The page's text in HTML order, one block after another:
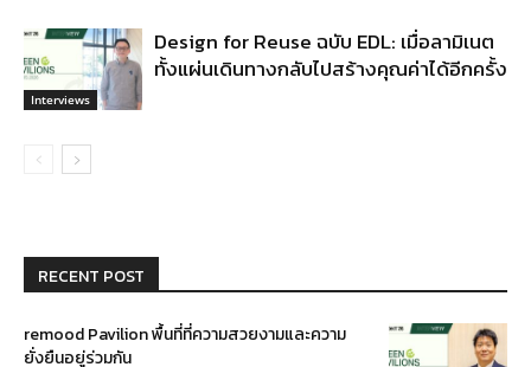
Interviews
Design for Reuse ฉบับ EDL: เมื่อลามิเนต
ทั้งแผ่นเดินทางกลับไปสร้างคุณค่าได้อีกครั้ง
RECENT POST
remood Pavilion พื้นที่ที่ความสวยงามและความ
ยั่งยืนอยู่ร่วมกัน